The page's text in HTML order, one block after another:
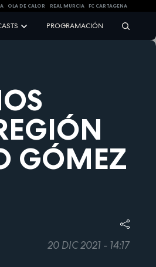
OLA DE CALOR REAL MURCIA FC CARTAGENA
PROGRAMACIÓN
GÓMEZ
20 DIC 2021 - 14:17